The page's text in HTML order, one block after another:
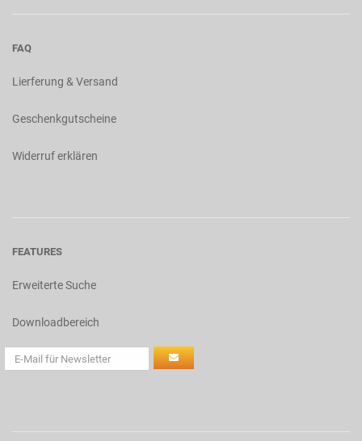
FAQ
Lierferung & Versand
Geschenkgutscheine
Widerruf erklären
FEATURES
Erweiterte Suche
Downloadbereich